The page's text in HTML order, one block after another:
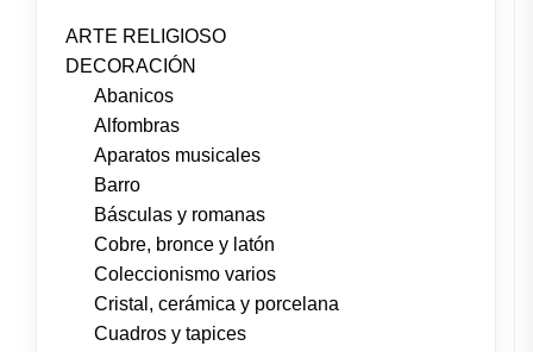
ARTE RELIGIOSO
DECORACIÓN
Abanicos
Alfombras
Aparatos musicales
Barro
Básculas y romanas
Cobre, bronce y latón
Coleccionismo varios
Cristal, cerámica y porcelana
Cuadros y tapices